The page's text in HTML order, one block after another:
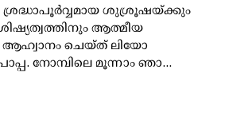
ശുശ്രൂഷയ്ക്കും
ആത്മീയ
ചെയ്ത് ലിയോ
നോമ്പിലെ മൂന്നാം ഞാ...